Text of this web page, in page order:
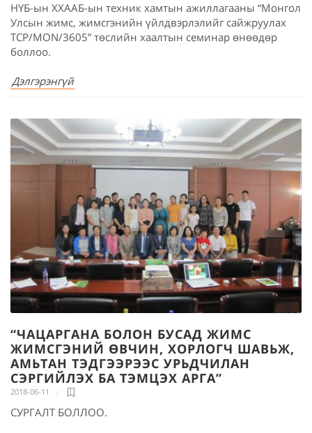
НҮБ-ын ХХААБ-ын техник хамтын ажиллагааны “Монгол
Улсын жимс, жимсгэнийн үйлдвэрлэлийг сайжруулах
TCP/MON/3605” төслийн хаалтын семинар өнөөдөр
боллоо.
Дэлгэрэнгүй
“ЧАЦАРГАНА БОЛОН БУСАД ЖИМС
ЖИМСГЭНИЙ ӨВЧИН, ХОРЛОГЧ ШАВЬЖ,
АМЬТАН ТЭДГЭЭРЭЭС УРЬДЧИЛАН
СЭРГИЙЛЭХ БА ТЭМЦЭХ АРГА”
2018-06-11
СУРГАЛТ БОЛЛОО.